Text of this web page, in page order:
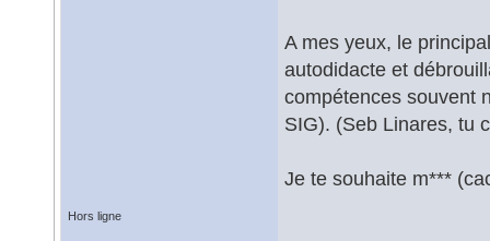
A mes yeux, le
autodidacte et
compétences souvent
SIG). (Seb Linares, tu
Je te souhaite m***
Hors ligne